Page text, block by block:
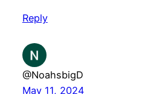
Reply
@NoahsbigD
May 11, 2024